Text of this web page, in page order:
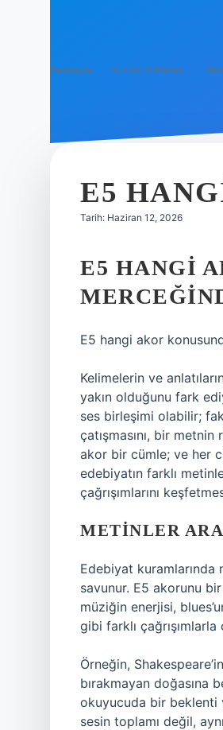
Anasayfa Gizlilik Politikası
E5
Tarih: Haziran 12, 2026
E5 HANGI
E5 hangi akor
Kelimelerin ve
yakın olduğunu fark
ses birleşimi olabilir;
çatışmasını, bir
akor bir cümle; ve her
edebiyatın farklı
çağrışımlarını
METINLER
Edebiyat
savunur. E5 akorunu
müziğin enerjisi,
gibi farklı çağrışımlarla
Örneğin,
bırakmayan doğasına
okuyucuda bir beklenti
sesin toplamı değil,